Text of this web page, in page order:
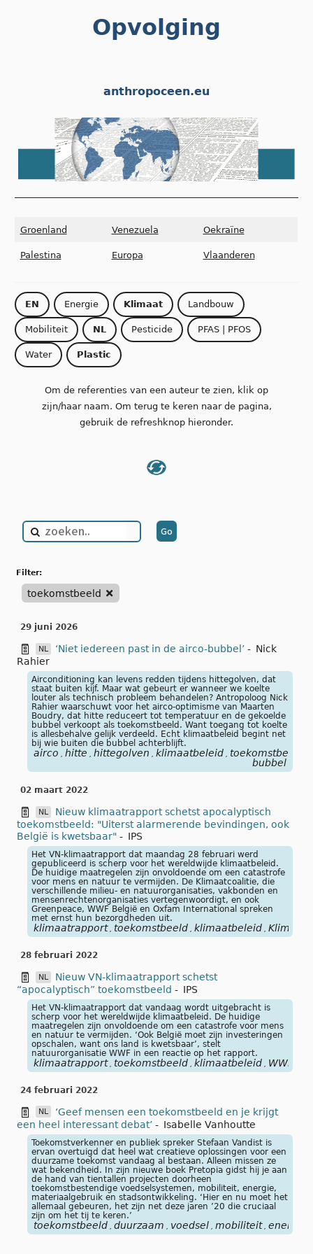
Opvolging
anthropoceen.eu
Groenland Venezuela Oekraïne
Palestina Europa Vlaanderen
EN Energie Klimaat Landbouw
Mobiliteit NL Pesticide PFAS | PFOS
Water Plastic
Om de referenties van een auteur te zien, klik op
zijn/haar naam. Om terug te keren naar de pagina,
gebruik de refreshknop hieronder.
filter:
toekomstbeeld
29 juni 2026
NL ‘Niet iedereen past in de airco-bubbel’ - Nick
Rahier
Airconditioning kan levens redden tijdens hittegolven, dat
staat buiten kijf. Maar wat gebeurt er wanneer we koelte
louter als technisch probleem behandelen? Antropoloog Nick
Rahier waarschuwt voor het airco-optimisme van Maarten
Boudry, dat hitte reduceert tot temperatuur en de gekoelde
bubbel verkoopt als toekomstbeeld. Want toegang tot koelte
is allesbehalve gelijk verdeeld. Echt klimaatbeleid begint net
bij wie buiten die bubbel achterblijft.
airco hitte hittegolven klimaatbeleid toekomstbeeld
bubbel
02 maart 2022
NL
Nieuw klimaatrapport schetst apocalyptisch
toekomstbeeld: "Uiterst alarmerende bevindingen, ook
België is kwetsbaar" - IPS
Het VN-klimaatrapport dat maandag 28 februari werd
gepubliceerd is scherp voor het wereldwijde klimaatbeleid.
De huidige maatregelen zijn onvoldoende om een catastrofe
voor mens en natuur te vermijden. De Klimaatcoalitie, die
verschillende milieu- en natuurorganisaties, vakbonden en
mensenrechtenorganisaties vertegenwoordigt, en ook
Greenpeace, WWF België en Oxfam International spreken
met ernst hun bezorgdheden uit.
klimaatrapport toekomstbeeld klimaatbeleid
28 februari 2022
NL
Nieuw VN-klimaatrapport schetst
“apocalyptisch” toekomstbeeld - IPS
Het VN-klimaatrapport dat vandaag wordt uitgebracht is
scherp voor het wereldwijde klimaatbeleid. De huidige
maatregelen zijn onvoldoende om een catastrofe voor mens
en natuur te vermijden. ‘Ook België moet zijn investeringen
opschalen, want ons land is kwetsbaar’, stelt
natuurorganisatie WWF in een reactie op het rapport.
klimaatrapport toekomstbeeld klimaatbeleid WWF
24 februari 2022
NL
‘Geef mensen een toekomstbeeld en je krijgt
een heel interessant debat’ - Isabelle Vanhoutte
Toekomstverkenner en publiek spreker Stefaan Vandist is
ervan overtuigd dat heel wat creatieve oplossingen voor een
duurzame toekomst vandaag al bestaan. Alleen missen ze
wat bekendheid. In zijn nieuwe boek Pretopia gidst hij je aan
de hand van tientallen projecten doorheen
toekomstbestendige voedselsystemen, mobiliteit, energie,
materiaalgebruik en stadsontwikkeling. ‘Hier en nu moet het
allemaal gebeuren, het zijn net deze jaren ’20 die cruciaal
zijn om het tij te keren.’
toekomstbeeld duurzaam voedsel mobiliteit energie